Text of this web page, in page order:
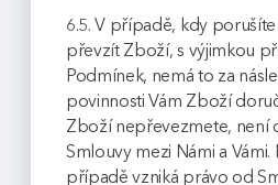
6.5. V případě, kdy
převzít Zboží, s výjimkou
Podmínek, nemá to za
povinnosti Vám Zboží
Zboží nepřevezmete, není
Smlouvy mezi Námi a
případě vzniká právo od